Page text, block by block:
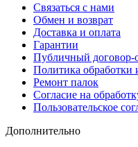
Связаться с нами
Обмен и возврат
Доставка и оплата
Гарантии
Публичный договор-
Политика
Ремонт палок
Согласие на
Пользовательское
Дополнительно